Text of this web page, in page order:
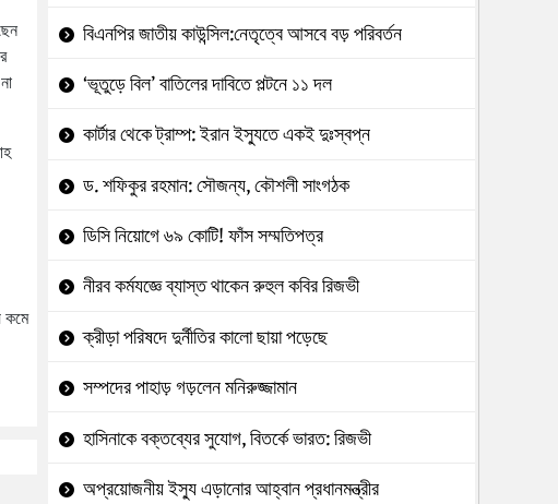
কমে
বিএনপির জাতীয় কাউন্সিল:নেতৃত্বে আসবে বড় পরিবর্তন
‘ভূতুড়ে বিল’ বাতিলের দাবিতে পল্টনে ১১ দল
কার্টার থেকে ট্রাম্প: ইরান ইস্যুতে একই দুঃস্বপ্ন
ড. শফিকুর রহমান: সৌজন্য, কৌশলী সাংগঠক
ডিসি নিয়োগে ৬৯ কোটি! ফাঁস সম্মতিপত্র
নীরব কর্মযজ্ঞে ব্যাস্ত থাকেন রুহুল কবির রিজভী
ক্রীড়া পরিষদে দুর্নীতির কালো ছায়া পড়েছে
সম্পদের পাহাড় গড়লেন মনিরুজ্জামান
হাসিনাকে বক্তব্যের সুযোগ, বিতর্কে ভারত: রিজভী
অপ্রয়োজনীয় ইস্যু এড়ানোর আহ্বান প্রধানমন্ত্রীর